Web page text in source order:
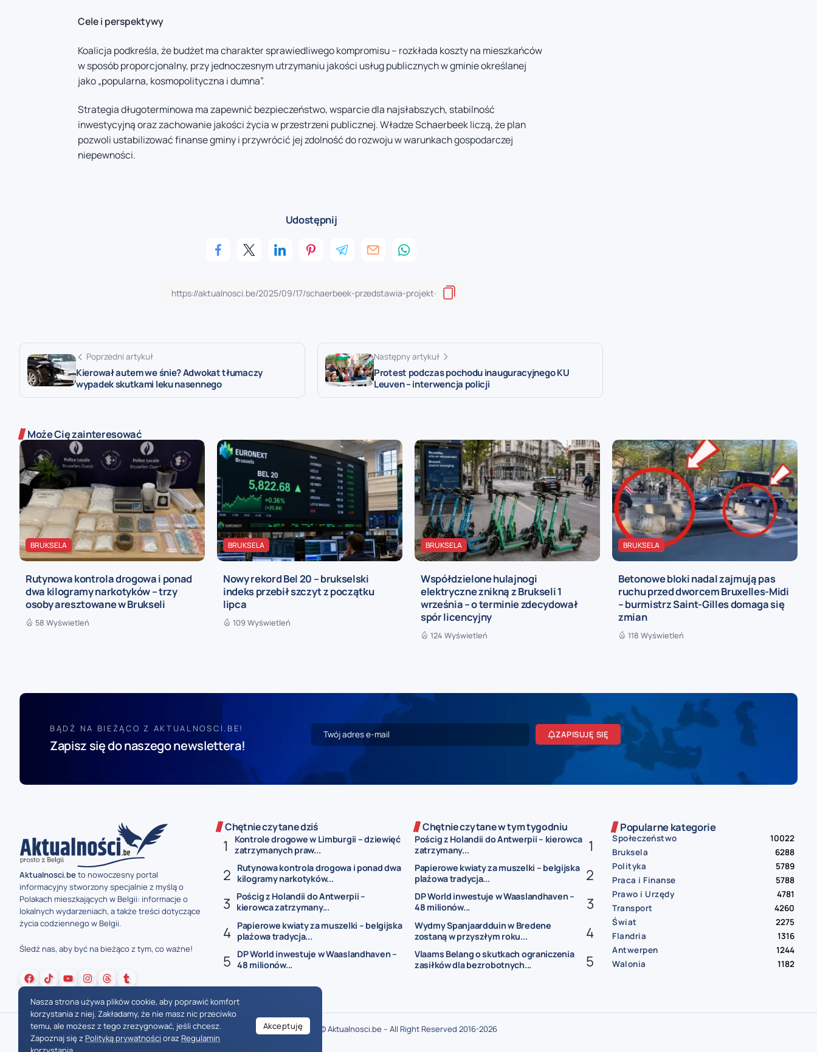
Cele i perspektywy
Koalicja podkreśla, że budżet ma charakter sprawiedliwego kompromisu – rozkłada koszty na mieszkańców
w sposób proporcjonalny, przy jednoczesnym utrzymaniu jakości usług publicznych w gminie określanej
jako „popularna, kosmopolityczna i dumna”.
Strategia długoterminowa ma zapewnić bezpieczeństwo, wsparcie dla najsłabszych, stabilność
inwestycyjną oraz zachowanie jakości życia w przestrzeni publicznej. Władze Schaerbeek liczą, że plan
pozwoli ustabilizować finanse gminy i przywrócić jej zdolność do rozwoju w warunkach gospodarczej
niepewności.
Udostępnij
Poprzedni artykuł
Kierował autem we śnie? Adwokat tłumaczy
wypadek skutkami leku nasennego
Następny artykuł
Protest podczas pochodu inauguracyjnego KU
Leuven – interwencja policji
Może Cię zainteresować
BRUKSELA
Rutynowa kontrola drogowa i ponad
dwa kilogramy narkotyków – trzy
osoby aresztowane w Brukseli
58 Wyświetleń
BRUKSELA
Nowy rekord Bel 20 – brukselski
indeks przebił szczyt z początku
lipca
109 Wyświetleń
BRUKSELA
Współdzielone hulajnogi
elektryczne znikną z Brukseli 1
września – o terminie zdecydował
spór licencyjny
124 Wyświetleń
BRUKSELA
Betonowe bloki nadal zajmują pas
ruchu przed dworcem Bruxelles-Midi
– burmistrz Saint-Gilles domaga się
zmian
118 Wyświetleń
BĄDŹ NA BIEŻĄCO Z AKTUALNOSCI.BE!
Zapisz się do naszego newslettera!
ZAPISUJĘ SIĘ
Aktualnosci.beto nowoczesny portal
informacyjny stworzony specjalnie z myślą o
Polakach mieszkających w Belgii: informacje o
lokalnych wydarzeniach, a także treści dotyczące
życia codziennego w Belgii.
Śledź nas, aby być na bieżąco z tym, co ważne!
Chętnie czytane dziś
Kontrole drogowe w Limburgii – dziewięć
zatrzymanych praw...
Rutynowa kontrola drogowa i ponad dwa
kilogramy narkotyków...
Pościg z Holandii do Antwerpii –
kierowca zatrzymany...
Papierowe kwiaty za muszelki – belgijska
plażowa tradycja...
DP World inwestuje w Waaslandhaven –
48 milionów...
Chętnie czytane w tym tygodniu
Pościg z Holandii do Antwerpii – kierowca
zatrzymany...
Papierowe kwiaty za muszelki – belgijska
plażowa tradycja...
DP World inwestuje w Waaslandhaven –
48 milionów...
Wydmy Spanjaardduin w Bredene
zostaną w przyszłym roku...
Vlaams Belang o skutkach ograniczenia
zasiłków dla bezrobotnych...
Popularne kategorie
Społeczeństwo
10022
Bruksela
6288
Polityka
5789
Praca i Finanse
5788
Prawo i Urzędy
4781
Transport
4260
Świat
2275
Flandria
1316
Antwerpen
1244
Walonia
1182
© Aktualnosci.be – All Right Reserved 2016-2026
Nasza strona używa plików cookie, aby poprawić komfort
korzystania z niej. Zakładamy, że nie masz nic przeciwko
temu, ale możesz z tego zrezygnować, jeśli chcesz.
Zapoznaj się z Polityką prywatności oraz Regulamin
Akceptuję